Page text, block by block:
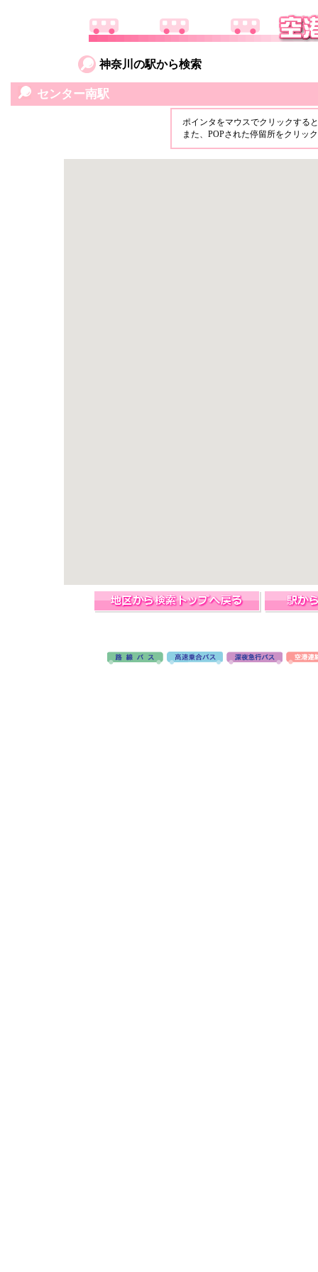
神奈川の駅から検索
センター南駅
ポインタをマウスでクリックする
また、POPされた停留所をクリッ